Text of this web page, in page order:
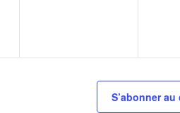
S’abonner